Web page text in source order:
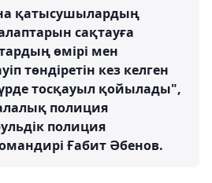
қатысушылардың
сақтауға
өмірі мен
төндіретін кез келген
тосқауыл қойылады",
полиция
полиция
Ғабит Әбенов.